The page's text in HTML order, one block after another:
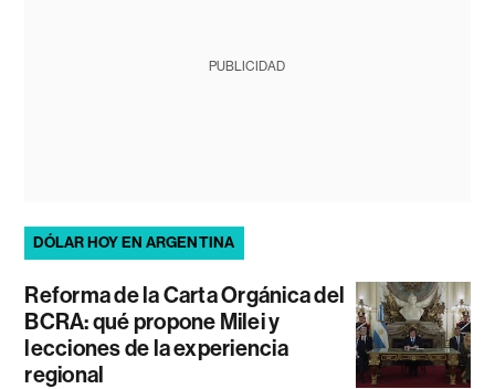
PUBLICIDAD
DÓLAR HOY EN ARGENTINA
Reforma de la Carta Orgánica del
BCRA: qué propone Milei y
lecciones de la experiencia
regional